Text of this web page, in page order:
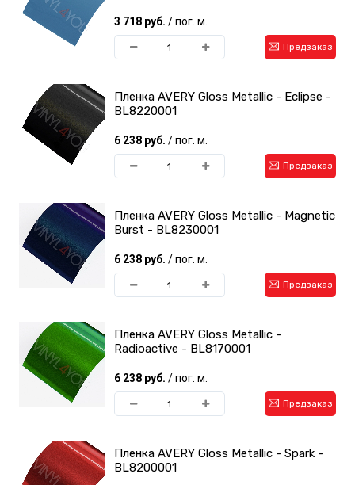
3 718 руб. / пог. м.
Предзаказ
Пленка AVERY Gloss Metallic - Eclipse -
BL8220001
6 238 руб. / пог. м.
Предзаказ
Пленка AVERY Gloss Metallic - Magnetic
Burst - BL8230001
6 238 руб. / пог. м.
Предзаказ
Пленка AVERY Gloss Metallic -
Radioactive - BL8170001
6 238 руб. / пог. м.
Предзаказ
Пленка AVERY Gloss Metallic - Spark -
BL8200001